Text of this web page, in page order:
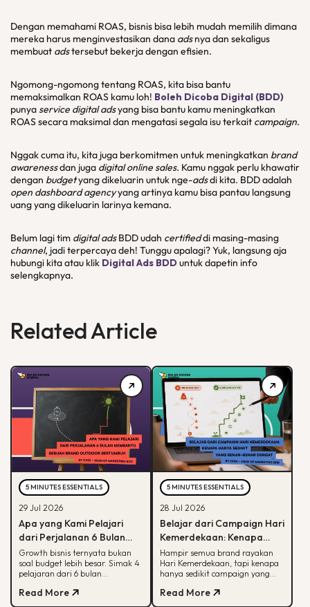
Dengan memahami ROAS, bisnis bisa lebih mudah memilih dimana
mereka harus menginvestasikan dana adsnya dan sekaligus
membuat adstersebut bekerja dengan efisien.
Ngomong-ngomong tentang ROAS, kita bisa bantu
memaksimalkan ROAS kamu loh! Boleh Dicoba Digital (BDD)
punya service digital adsyang bisa bantu kamu meningkatkan
ROAS secara maksimal dan mengatasi segala isu terkait campaign.
Nggak cuma itu, kita juga berkomitmen untuk meningkatkan brand
awarenessdan juga digital online sales. Kamu nggak perlu khawatir
dengan budgetyang dikeluarin untuk nge-adsdi kita. BDD adalah
open dashboard agencyyang artinya kamu bisa pantau langsung
uang yang dikeluarin larinya kemana.
Belum lagi tim digital adsBDD udah certifieddi masing-masing
channel, jadi terpercaya deh! Tunggu apalagi? Yuk, langsung aja
hubungi kita atau klik Digital Ads BDDuntuk dapetin info
selengkapnya.
Related Article
5 MINUTES ESSENTIALS
29 Jul 2026
Apa yang Kami Pelajari
dari Perjalanan 6 Bulan
Membantu Sebuah Brand
Outdoor Bertumbuh
Growth bisnis ternyata bukan
soal budget lebih besar. Simak 4
pelajaran dari 6 bulan
memahami peran tiap channel
marketing
Read More
5 MINUTES ESSENTIALS
28 Jul 2026
Belajar dari Campaign Hari
Kemerdekaan: Kenapa
Hanya Sedikit yang Benar-
Benar Diingat?
Hampir semua brand rayakan
Hari Kemerdekaan, tapi kenapa
hanya sedikit campaign yang
untuk bikin campaign yang
bermakna.
Read More